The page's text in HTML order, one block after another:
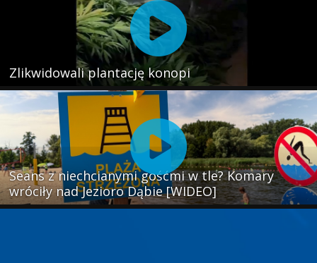
Zlikwidowali plantację konopi
Seans z niechcianymi gośćmi w tle? Komary
wróciły nad Jezioro Dąbie [WIDEO]